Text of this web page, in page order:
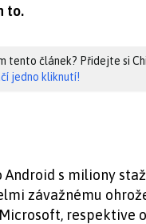
to.
tento článek? Přidejte si
jedno kliknutí!
Android s miliony
závažnému
respektive